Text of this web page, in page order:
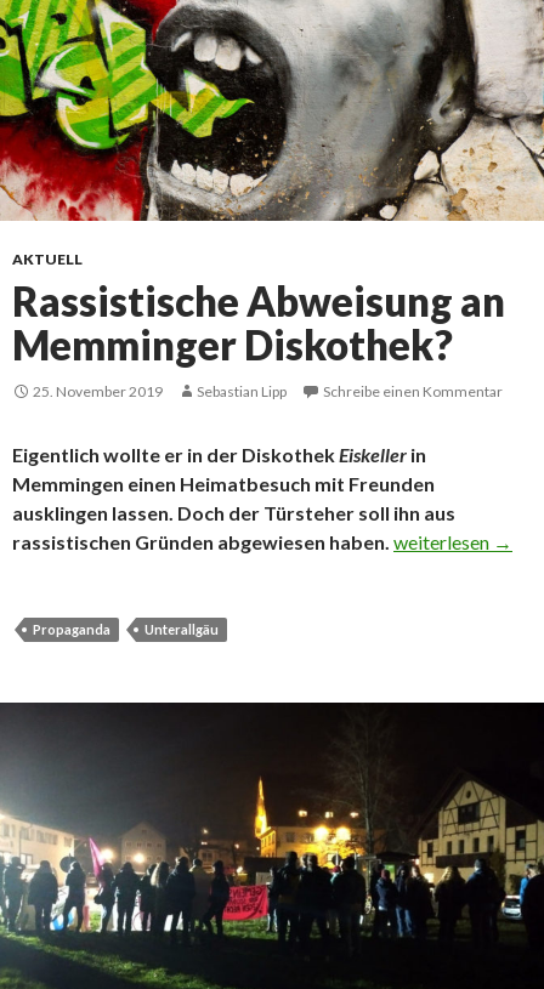
AKTUELL
Rassistische Abweisung an
Memminger Diskothek?
25. November 2019 Sebastian Lipp Schreibe einen Kommentar
Eigentlich wollte er in der DiskothekEiskeller in
Memmingen einen Heimatbesuch mit Freunden
ausklingen lassen. Doch der Türsteher soll ihn aus
rassistischen Gründen abgewiesen haben. Rassistische
weiterlesen →
Propaganda Unterallgäu